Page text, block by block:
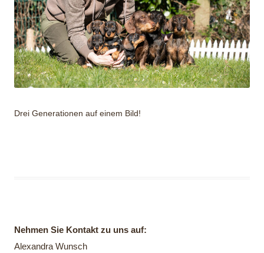
Drei Generationen auf einem Bild!
Nehmen Sie Kontakt zu uns auf:
Alexandra Wunsch